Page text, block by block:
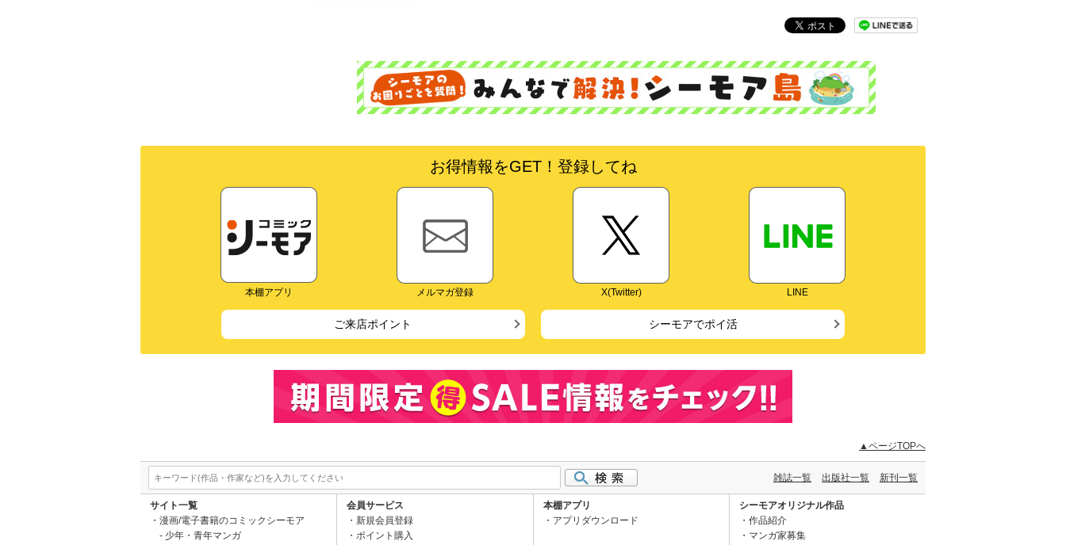
お得情報をGET！登録してね
本棚アプリ メルマガ登録 X(Twitter) LINE
ご来店ポイント シーモアでポイ活
▲ページTOPへ
雑誌一覧 出版社一覧 新刊一覧
サイト一覧
漫画/電子書籍のコミックシーモア
少年・青年マンガ
会員サービス
新規会員登録
ポイント購入
本棚アプリ
アプリダウンロード
シーモアオリジナル作品
作品紹介
マンガ家募集